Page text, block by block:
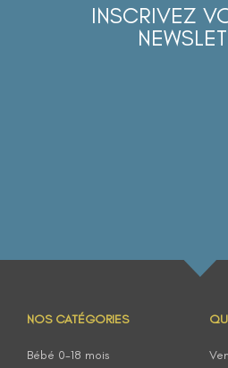
INSCRIVEZ
NOS CATÉGORIES
Bébé 0-18 mois